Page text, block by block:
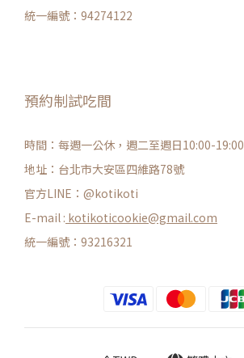
統一編號：94274122
預約制試吃間
時間：每週一公休，週二至週日10:00-19:00
地址：台北市大安區四維路78號
官方LINE：@kotikoti
E-mail : kotikoticookie@gmail.com
統一編號：93216321